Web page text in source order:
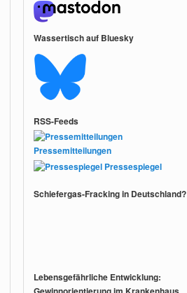
Wassertisch auf Bluesky
RSS-Feeds
Pressemitteilungen
Pressespiegel
Schiefergas-Fracking in Deutschland?
Lebensgefährliche Entwicklung: